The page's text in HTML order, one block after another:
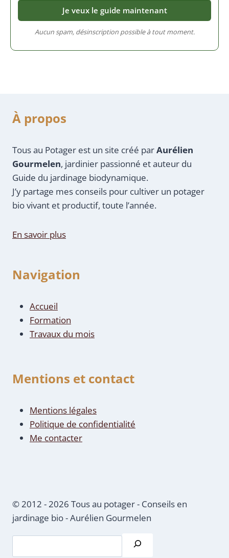
Aucun spam, désinscription possible à tout moment.
À propos
Tous au Potager est un site créé parAurélien
Gourmelen, jardinier passionné et auteur du
Guide du jardinage biodynamique.
J’y partage mes conseils pour cultiver un potager
bio vivant et productif, toute l’année.
En savoir plus
Navigation
Accueil
Formation
Travaux du mois
Mentions et contact
Mentions légales
Politique de confidentialité
Me contacter
© 2012 - 2026 Tous au potager - Conseils en
jardinage bio - Aurélien Gourmelen